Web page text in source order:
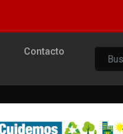
Contacto